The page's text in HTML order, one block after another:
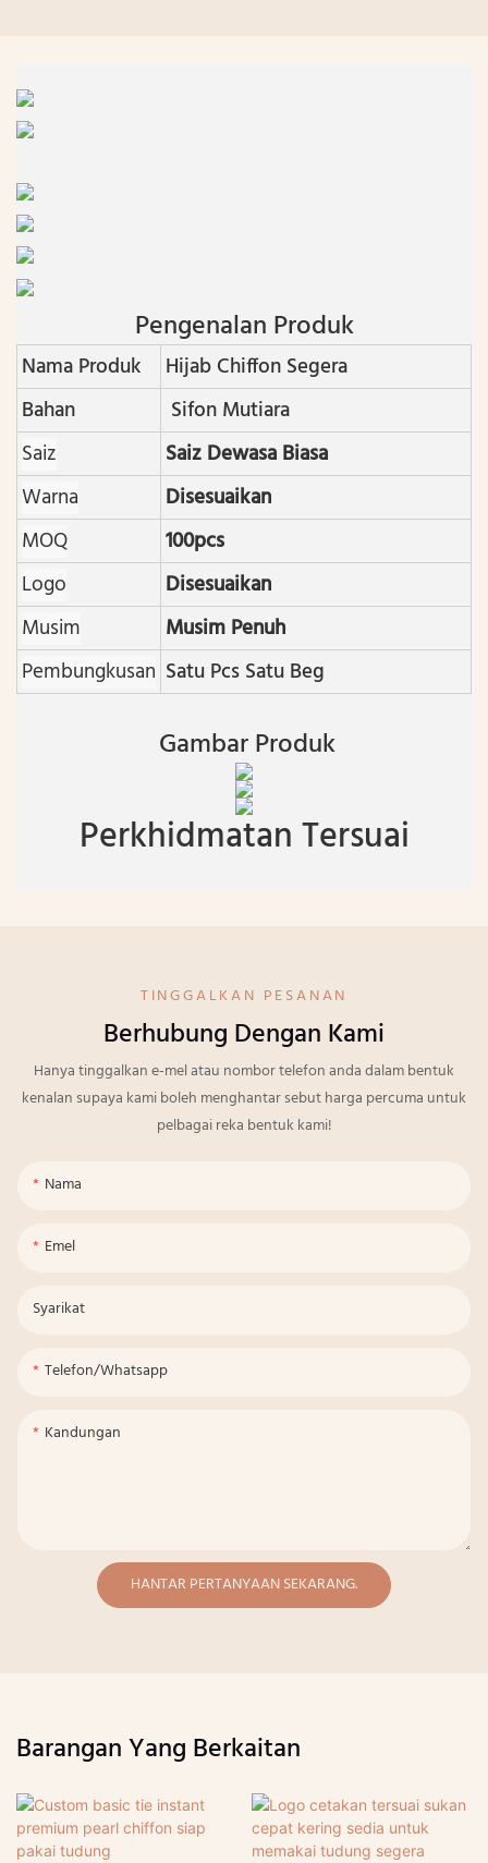
Pengenalan Produk
Nama Produk
Hijab Chiffon Segera
Bahan
Sifon Mutiara
Saiz
Saiz Dewasa Biasa
Warna
Disesuaikan
MOQ
100pcs
Logo
Disesuaikan
Musim
Musim Penuh
Pembungkusan Satu Pcs Satu Beg
Gambar Produk
Perkhidmatan Tersuai
TINGGALKAN PESANAN
Berhubung Dengan Kami
Hanya tinggalkan e-mel atau nombor telefon anda dalam bentuk
kenalan supaya kami boleh menghantar sebut harga percuma untuk
pelbagai reka bentuk kami!
Nama
Emel
Syarikat
Telefon/whatsapp
Kandungan
HANTAR PERTANYAAN SEKARANG.
Barangan Yang Berkaitan